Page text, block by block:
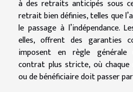
à des retraits anticipés sous
retrait bien définies, telles que
le passage à l’indépendance.
elles, offrent des garanties
imposent en règle
contrat plus stricte, où chaque
ou de bénéficiaire doit passer